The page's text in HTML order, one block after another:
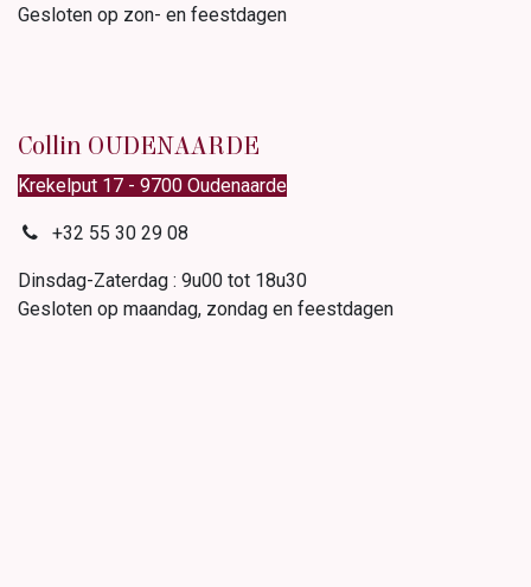
Gesloten op zon- en feestdagen
Collin OUDENAARDE
Krekelput 17 - 9700 Oudenaarde
+32 55 30 29 08
Dinsdag-Zaterdag : 9u00 tot 18u30
Gesloten op maandag, zondag en feestdagen